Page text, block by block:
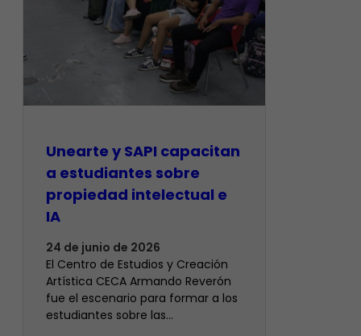
Unearte y SAPI capacitan
a estudiantes sobre
propiedad intelectual e
IA
24 de junio de 2026
El Centro de Estudios y Creación
Artística CECA Armando Reverón
fue el escenario para formar a los
estudiantes sobre las…